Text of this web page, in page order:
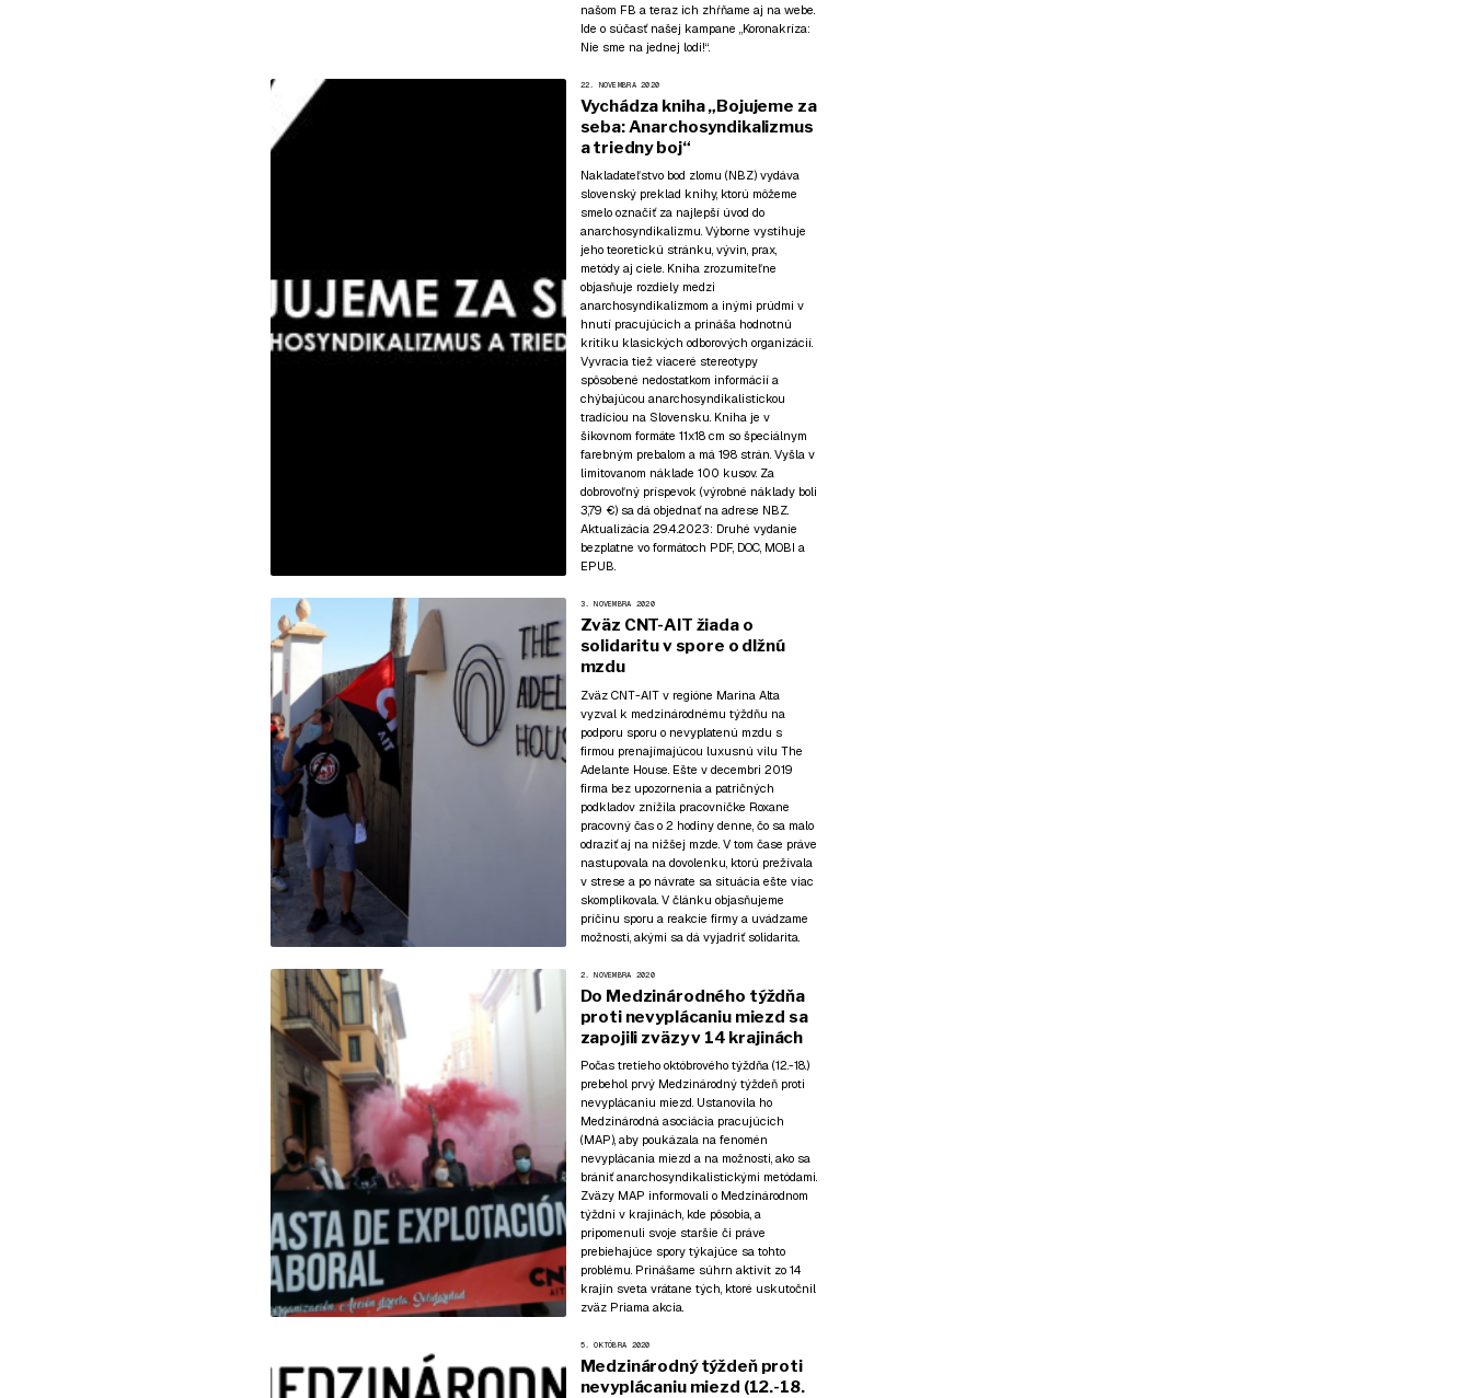
našom FB a teraz ich zhŕňame aj na webe.
Ide o súčasť našej kampane „Koronakríza:
Nie sme na jednej lodi!“.
22. NOVEMBRA 2020
Vychádza kniha „Bojujeme za
seba: Anarchosyndikalizmus
a triedny boj“
Nakladateľstvo bod zlomu (NBZ) vydáva
slovenský preklad knihy, ktorú môžeme
smelo označiť za najlepší úvod do
anarchosyndikalizmu. Výborne vystihuje
jeho teoretickú stránku, vývin, prax,
metódy aj ciele. Kniha zrozumiteľne
objasňuje rozdiely medzi
anarchosyndikalizmom a inými prúdmi v
hnutí pracujúcich a prináša hodnotnú
kritiku klasických odborových organizácií.
Vyvracia tiež viaceré stereotypy
spôsobené nedostatkom informácií a
chýbajúcou anarchosyndikalistickou
tradíciou na Slovensku. Kniha je v
šikovnom formáte 11x18 cm so špeciálnym
farebným prebalom a má 198 strán. Vyšla v
limitovanom náklade 100 kusov. Za
dobrovoľný príspevok (výrobné náklady boli
3,79 €) sa dá objednať na adrese NBZ.
Aktualizácia 29.4.2023: Druhé vydanie
bezplatne vo formátoch PDF, DOC, MOBI a
EPUB.
3. NOVEMBRA 2020
Zväz CNT-AIT žiada o
solidaritu v spore o dlžnú
mzdu
Zväz CNT-AIT v regióne Marina Alta
vyzval k medzinárodnému týždňu na
podporu sporu o nevyplatenú mzdu s
firmou prenajímajúcou luxusnú vilu The
Adelante House. Ešte v decembri 2019
firma bez upozornenia a patričných
podkladov znížila pracovníčke Roxane
pracovný čas o 2 hodiny denne, čo sa malo
odraziť aj na nižšej mzde. V tom čase práve
nastupovala na dovolenku, ktorú prežívala
v strese a po návrate sa situácia ešte viac
skomplikovala. V článku objasňujeme
príčinu sporu a reakcie firmy a uvádzame
možnosti, akými sa dá vyjadriť solidarita.
2. NOVEMBRA 2020
Do Medzinárodného týždňa
proti nevyplácaniu miezd sa
zapojili zväzy v 14 krajinách
Počas tretieho októbrového týždňa (12.-18.)
prebehol prvý Medzinárodný týždeň proti
nevyplácaniu miezd. Ustanovila ho
Medzinárodná asociácia pracujúcich
(MAP), aby poukázala na fenomén
nevyplácania miezd a na možnosti, ako sa
brániť anarchosyndikalistickými metódami.
Zväzy MAP informovali o Medzinárodnom
týždni v krajinách, kde pôsobia, a
pripomenuli svoje staršie či práve
prebiehajúce spory týkajúce sa tohto
problému. Prinášame súhrn aktivít zo 14
krajín sveta vrátane tých, ktoré uskutočnil
zväz Priama akcia.
5. OKTÓBRA 2020
Medzinárodný týždeň proti
nevyplácaniu miezd (12.-18.